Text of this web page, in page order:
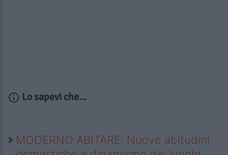
Lo sapevi che...
MODERNO ABITARE: Nuove abitudini